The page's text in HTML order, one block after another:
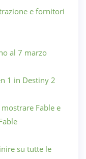
e fornitori
al 7 marzo
1 in Destiny 2
Fable e
su tutte le